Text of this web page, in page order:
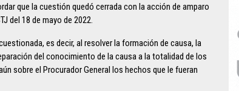
que la cuestión quedó cerrada con la acción de amparo
del 18 de mayo de 2022.
es decir, al resolver la formación de causa, la
del conocimiento de la causa a la totalidad de los
sobre el Procurador General los hechos que le fueran